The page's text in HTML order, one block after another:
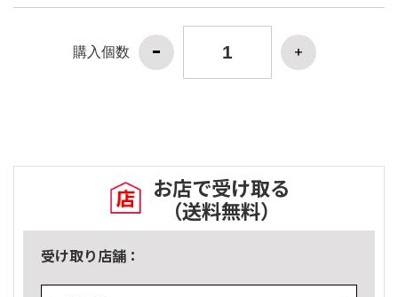
購入個数
お店で受け取る
（送料無料）
受け取り店舗：